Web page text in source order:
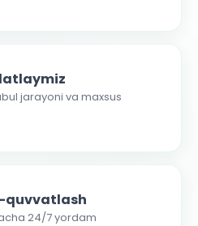
jarayoni va maxsus
quvvatlash
24/7 yordam